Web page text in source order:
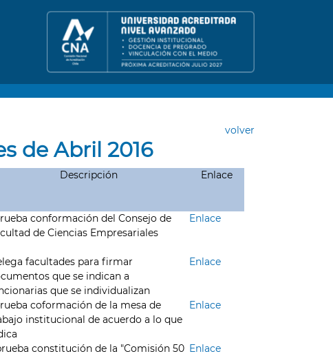
volver
de Abril 2016
Descripción Enlace
conformación del Consejo de
de Ciencias Empresariales
Enlace
facultades para firmar
que se indican a
que se individualizan
Enlace
coformación de la mesa de
institucional de acuerdo a lo que
Enlace
constitución de la "Comisión 50 Enlace